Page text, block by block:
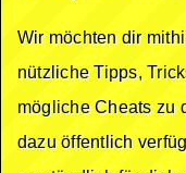
Wir möchten dir
nützliche Tipps,
mögliche Cheats zu
dazu öffentlich